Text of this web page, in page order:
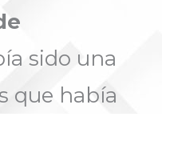
sido una
que había